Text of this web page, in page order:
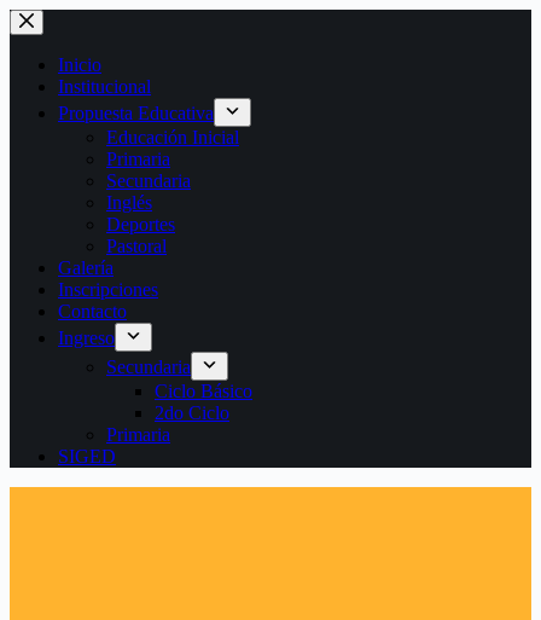
Saltar
al
contenido
Inicio
Institucional
Propuesta Educativa
Educación Inicial
Primaria
Secundaria
Inglés
Deportes
Pastoral
Galería
Inscripciones
Contacto
Ingreso
Secundaria
Ciclo Básico
2do Ciclo
Primaria
SIGED